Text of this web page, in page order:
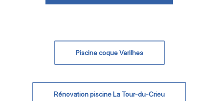
Piscine coque Varilhes
Rénovation piscine La Tour-du-Crieu